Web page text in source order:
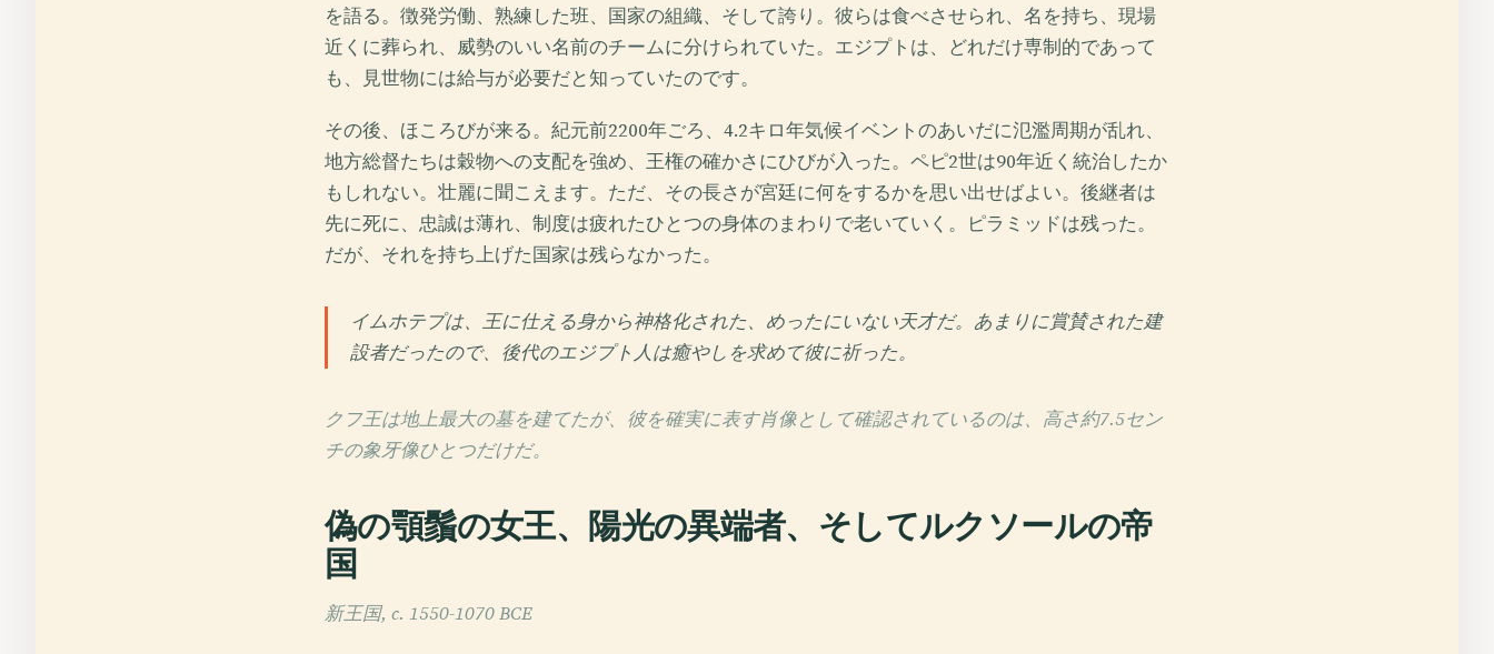
を語る。徴発労働、熟練した班、国家の組織、そして誇り。彼らは食べさせられ、名を持ち、現場
近くに葬られ、威勢のいい名前のチームに分けられていた。エジプトは、どれだけ専制的であって
も、見世物には給与が必要だと知っていたのです。
その後、ほころびが来る。紀元前2200年ごろ、4.2キロ年気候イベントのあいだに氾濫周期が乱れ、
地方総督たちは穀物への支配を強め、王権の確かさにひびが入った。ペピ2世は90年近く統治したか
もしれない。壮麗に聞こえます。ただ、その長さが宮廷に何をするかを思い出せばよい。後継者は
先に死に、忠誠は薄れ、制度は疲れたひとつの身体のまわりで老いていく。ピラミッドは残った。
だが、それを持ち上げた国家は残らなかった。
イムホテプは、王に仕える身から神格化された、めったにいない天才だ。あまりに賞賛された建
設者だったので、後代のエジプト人は癒やしを求めて彼に祈った。
クフ王は地上最大の墓を建てたが、彼を確実に表す肖像として確認されているのは、高さ約7.5セン
チの象牙像ひとつだけだ。
偽の顎鬚の女王、陽光の異端者、そしてルクソールの帝
国
新王国, c. 1550-1070 BCE